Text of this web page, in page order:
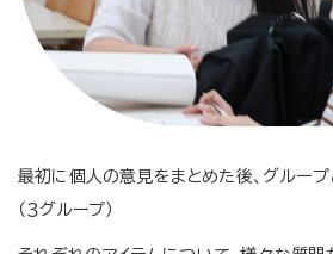
最初に個人の意見をまとめた後、グループ
（３グループ）